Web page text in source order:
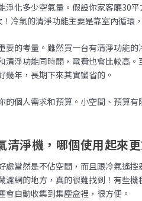
淨化多少空氣量。假設你家客廳30
冷氣的清淨功能主要是靠室內循環
要的考量。雖然買一台有清淨功能
清淨功能同時開，電費也會比較高
幾年，長期下來其實蠻省的。
的個人需求和預算。小空間、預算
清淨機，哪個使用起來
處當然是不佔空間，而且跟冷氣遙
濾網的地方，真的很難找到！有些
會自動收集到集塵盒裡，很方便。